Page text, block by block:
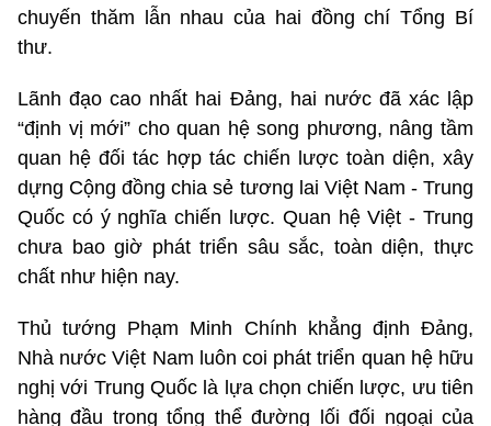
chuyến thăm lẫn nhau của hai đồng chí Tổng Bí
thư.
Lãnh đạo cao nhất hai Đảng, hai nước đã xác lập
“định vị mới” cho quan hệ song phương, nâng tầm
quan hệ đối tác hợp tác chiến lược toàn diện, xây
dựng Cộng đồng chia sẻ tương lai Việt Nam - Trung
Quốc có ý nghĩa chiến lược. Quan hệ Việt - Trung
chưa bao giờ phát triển sâu sắc, toàn diện, thực
chất như hiện nay.
Thủ tướng Phạm Minh Chính khẳng định Đảng,
Nhà nước Việt Nam luôn coi phát triển quan hệ hữu
nghị với Trung Quốc là lựa chọn chiến lược, ưu tiên
hàng đầu trong tổng thể đường lối đối ngoại của